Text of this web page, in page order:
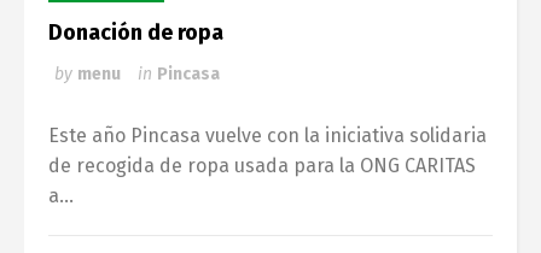
Donación de ropa
by menu in Pincasa
Este año Pincasa vuelve con la iniciativa solidaria
de recogida de ropa usada para la ONG CARITAS
a...